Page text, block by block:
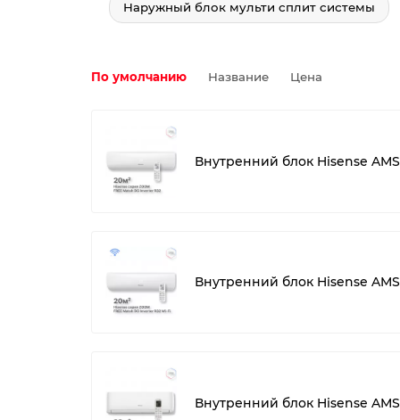
Наружный блок мульти сплит системы
По умолчанию Название Цена
Внутренний блок Hisense
Внутренний блок Hisense
Внутренний блок Hisense